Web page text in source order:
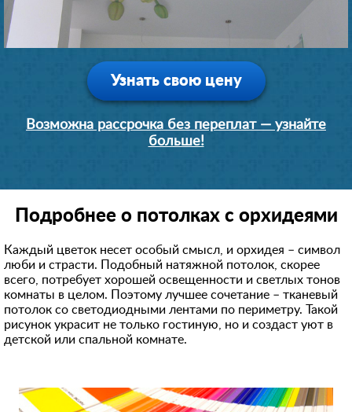
Узнать свою цену
Возможна рассрочка без переплат — узнайте
больше!
Подробнее о потолках с орхидеями
Каждый цветок несет особый смысл, и орхидея – символ
люби и страсти. Подобный натяжной потолок, скорее
всего, потребует хорошей освещенности и светлых тонов
комнаты в целом. Поэтому лучшее сочетание – тканевый
потолок со светодиодными лентами по периметру. Такой
рисунок украсит не только гостиную, но и создаст уют в
детской или спальной комнате.